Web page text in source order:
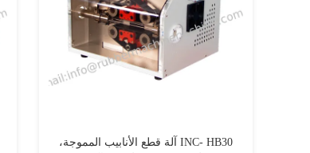
INC- HB30 آلة قطع الأنابيب المموجة،